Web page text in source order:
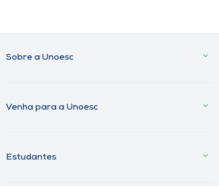
Sobre a Unoesc
Venha para a Unoesc
Estudantes